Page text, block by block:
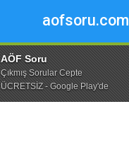
aofsoru.com
AÖF Soru
Çıkmış Sorular Cepte
ÜCRETSİZ - Google Play'de